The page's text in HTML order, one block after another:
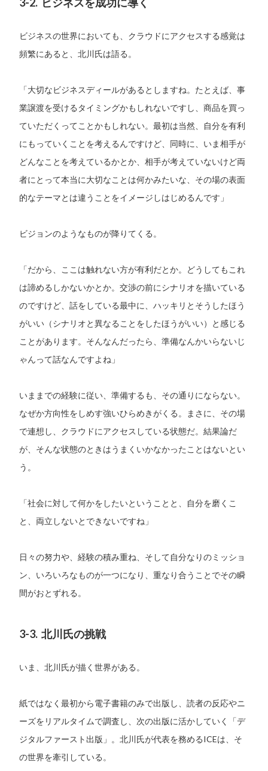
ビジネスの世界においても、クラウドにアクセスする感覚は
頻繁にあると、北川氏は語る。
「大切なビジネスディールがあるとしますね。たとえば、事
業譲渡を受けるタイミングかもしれないですし、商品を買っ
ていただくってことかもしれない。最初は当然、自分を有利
にもっていくことを考えるんですけど、同時に、いま相手が
どんなことを考えているかとか、相手が考えていないけど両
者にとって本当に大切なことは何かみたいな、その場の表面
的なテーマとは違うことをイメージしはじめるんです」
ビジョンのようなものが降りてくる。
「だから、ここは触れない方が有利だとか。どうしてもこれ
は諦めるしかないかとか。交渉の前にシナリオを描いている
のですけど、話をしている最中に、ハッキリとそうしたほう
がいい（シナリオと異なることをしたほうがいい）と感じる
ことがあります。そんなんだったら、準備なんかいらないじ
ゃんって話なんですよね」
いままでの経験に従い、準備するも、その通りにならない。
なぜか方向性をしめす強いひらめきがくる。まさに、その場
で連想し、クラウドにアクセスしている状態だ。結果論だ
が、そんな状態のときはうまくいかなかったことはないとい
う。
「社会に対して何かをしたいということと、自分を磨くこ
と、両立しないとできないですね」
日々の努力や、経験の積み重ね、そして自分なりのミッショ
ン、いろいろなものが一つになり、重なり合うことでその瞬
間がおとずれる。
3-3. 北川氏の挑戦
いま、北川氏が描く世界がある。
紙ではなく最初から電子書籍のみで出版し、読者の反応やニ
ーズをリアルタイムで調査し、次の出版に活かしていく「デ
ジタルファースト出版」。北川氏が代表を務めるICEは、そ
の世界を牽引している。